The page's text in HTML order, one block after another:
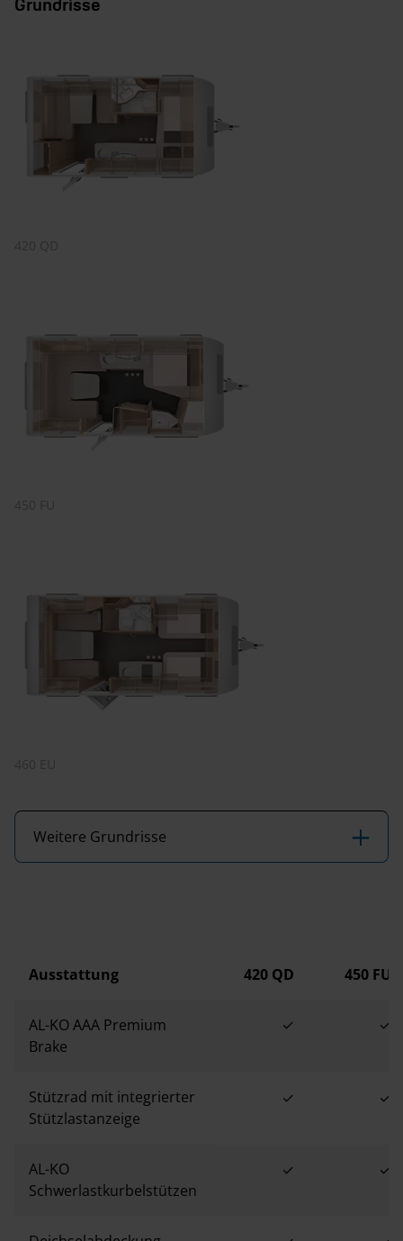
Weitere Grundrisse
Ausstattung 420 QD 450 FU
AL-KO AAA Premium
Brake
✓ ✓
Stützrad mit integrierter
Stützlastanzeige
✓ ✓
AL-KO
Schwerlastkurbelstützen
✓ ✓